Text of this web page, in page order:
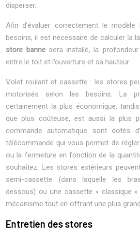
disperser.
Afin d’évaluer correctement le
besoins, il est nécessaire de calculer la
store banne sera installé, la
entre le toit et l’ouverture et sa hauteur.
Volet roulant et cassette : les stores
motorisés selon les besoins. La
certainement la plus économique,
que plus coûteuse, est aussi la plus
commande automatique sont dotés
télécommande qui vous permet de
ou la fermeture en fonction de la
souhaitez. Les stores extérieurs
semi-cassette (dans laquelle les
dessous) ou une cassette « classique
mécanisme tout en offrant une plus
Entretien des stores